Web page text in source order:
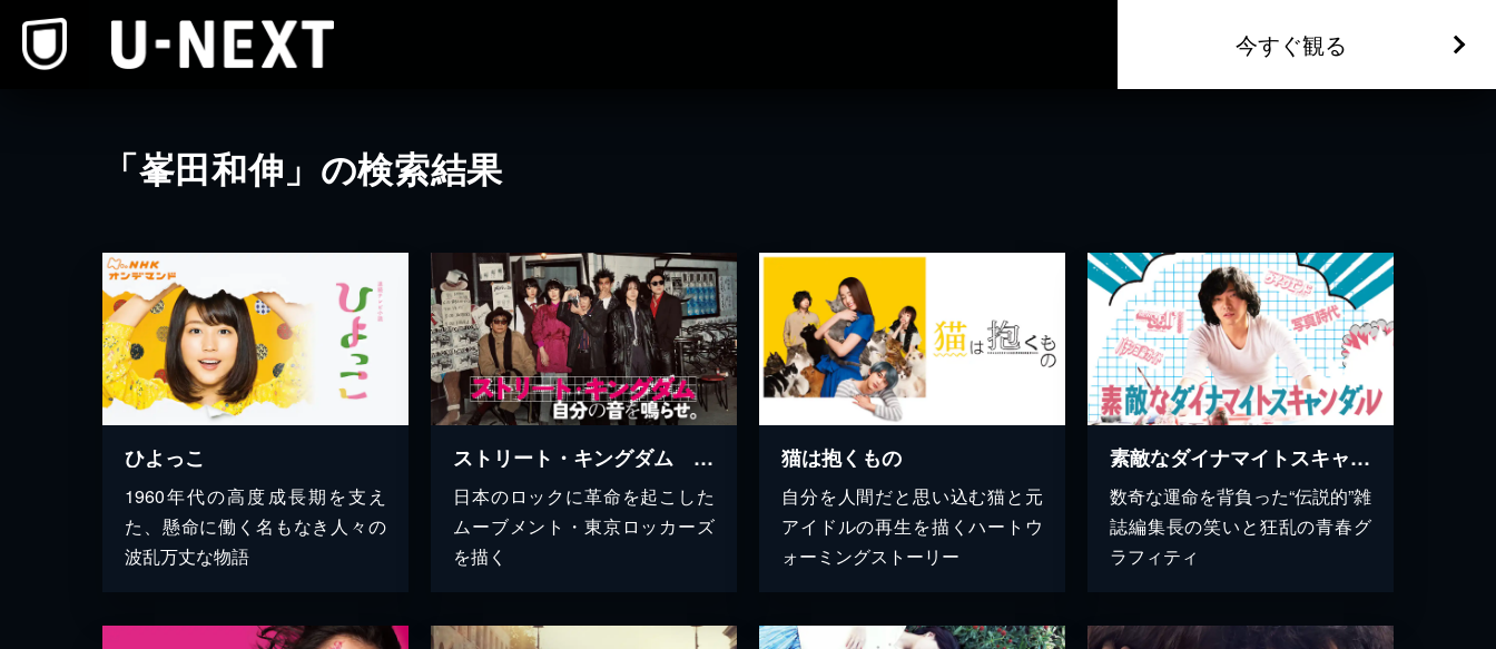
今すぐ観る
「峯田和伸」の検索結果
ひよっこ
1960年代の高度成長期を支え
た、懸命に働く名もなき人々の
波乱万丈な物語
ストリート・キングダム 自分の音を鳴らせ。
日本のロックに革命を起こした
ムーブメント・東京ロッカーズ
を描く
猫は抱くもの
自分を人間だと思い込む猫と元
アイドルの再生を描くハートウ
ォーミングストーリー
素敵なダイナマイトスキャンダル
数奇な運命を背負った“伝説的”雑
誌編集長の笑いと狂乱の青春グ
ラフィティ